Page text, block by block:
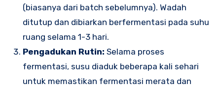
(biasanya dari batch sebelumnya). Wadah
ditutup dan dibiarkan berfermentasi pada suhu
ruang selama 1-3 hari.
Pengadukan Rutin: Selama proses
fermentasi, susu diaduk beberapa kali sehari
untuk memastikan fermentasi merata dan